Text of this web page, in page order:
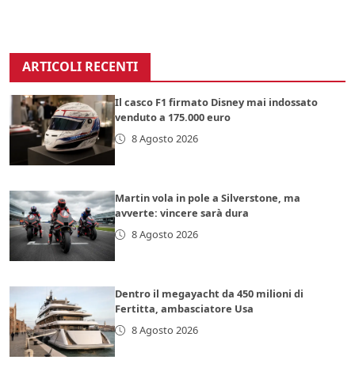
ARTICOLI RECENTI
Il casco F1 firmato Disney mai indossato
venduto a 175.000 euro
8 Agosto 2026
Martin vola in pole a Silverstone, ma
avverte: vincere sarà dura
8 Agosto 2026
Dentro il megayacht da 450 milioni di
Fertitta, ambasciatore Usa
8 Agosto 2026